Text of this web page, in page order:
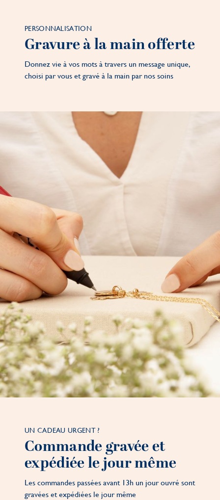
PERSONNALISATION
Gravure à la main offerte
Donnez vie à vos mots à travers un message unique,
choisi par vous et gravé à la main par nos soins
UN CADEAU URGENT ?
Commande gravée et
expédiée le jour même
Les commandes passées avant 13h un jour ouvré sont
gravées et expédiées le jour même